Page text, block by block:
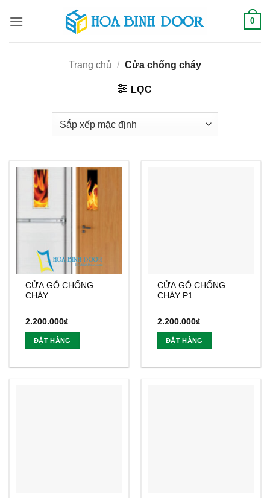
qua
0
Trang chủ / Cửa chống cháy
LỌC
CỬA GỖ CHỐNG
CHÁY
2.200.000₫
ĐẶT HÀNG
CỬA GỖ CHỐNG
CHÁY P1
2.200.000₫
ĐẶT HÀNG